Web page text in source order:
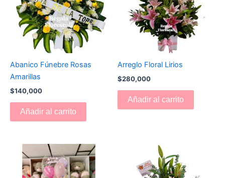
Abanico Fúnebre Rosas
Amarillas
$140,000
Añadir al carrito
Arreglo Floral Lirios
$280,000
Añadir al carrito